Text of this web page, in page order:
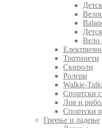
Вело
Тротинети
Скироли
Ролери
Walkie-
Спортски
Лов и
Спортски
Греење и ладење